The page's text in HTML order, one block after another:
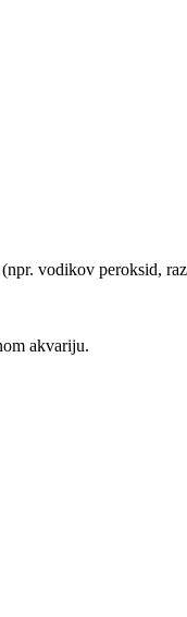
vodikov peroksid,
akvariju.